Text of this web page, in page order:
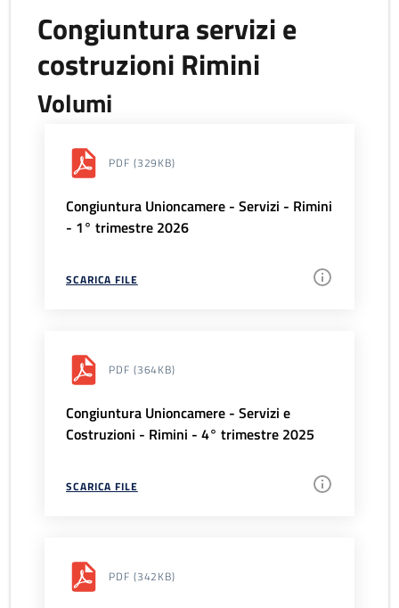
Congiuntura servizi e
costruzioni Rimini
Volumi
PDF (329KB)
Congiuntura Unioncamere - Servizi - Rimini
- 1° trimestre 2026
SCARICA FILE
PDF (364KB)
Congiuntura Unioncamere - Servizi e
Costruzioni - Rimini - 4° trimestre 2025
SCARICA FILE
PDF (342KB)